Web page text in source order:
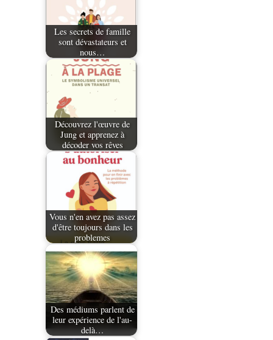
Les secrets de famille
sont dévastateurs et
nous…
Découvrez l'œuvre de
Jung et apprenez à
décoder vos rêves
Vous n'en avez pas assez
d'être toujours dans les
problemes
Des médiums parlent de
leur expérience de l'au-
delà…